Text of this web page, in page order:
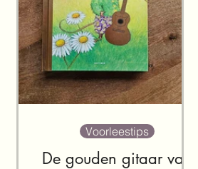
De gouden gitaar van
Voorleestips